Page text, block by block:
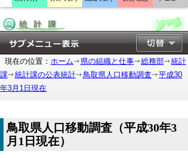
す
現在の位置： ホーム 県の組織と仕事 総務部
統計
課
統計課の公表統計 鳥取県人口移動調査
平成30
年3月1日現在
鳥取県人口移動調査（平成30年3
月1日現在）